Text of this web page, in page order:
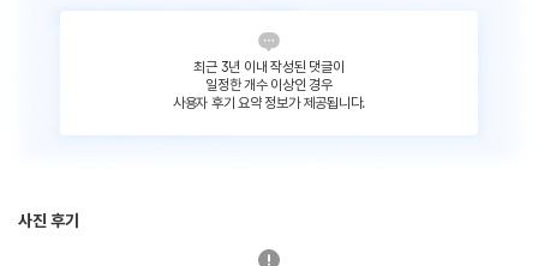
최근 3년 이내 작성된 댓글이
일정한 개수 이상인 경우
사용자 후기 요약 정보가 제공됩니다.
사진 후기